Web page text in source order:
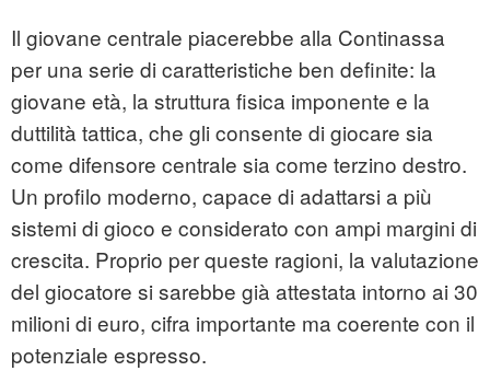
Il giovane centrale piacerebbe alla Continassa
per una serie di caratteristiche ben definite: la
giovane età, la struttura fisica imponente e la
duttilità tattica, che gli consente di giocare sia
come difensore centrale sia come terzino destro.
Un profilo moderno, capace di adattarsi a più
sistemi di gioco e considerato con ampi margini di
crescita. Proprio per queste ragioni, la valutazione
del giocatore si sarebbe già attestata intorno ai 30
milioni di euro, cifra importante ma coerente con il
potenziale espresso.